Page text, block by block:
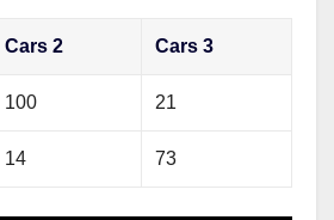
Cars 2 Cars 3
100 21
14 73